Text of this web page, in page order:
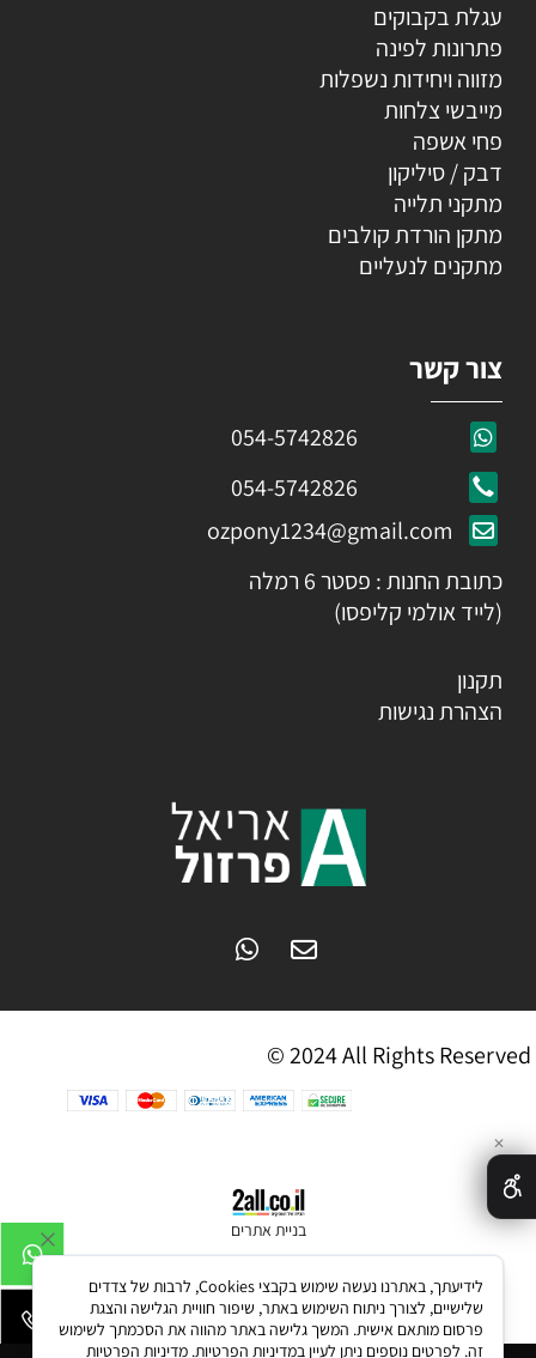
עגלת בקבוקים
פתרונות לפינה
מזווה ויחידות נשפלות
מייבשי צלחות
פחי אשפה
דבק / סיליקון
מתקני תלייה
מתקן הורדת קולבים
מתקנים לנעליים
צור קשר
054-5742826
054-5742826
ozpony1234@gmail.com
כתובת החנות : פסטר 6 רמלה
(לייד אולמי קליפסו)
תקנון
הצהרת נגישות
© 2024 All Rights Reserved
בניית אתרים
✕
לידיעתך, באתרנו נעשה שימוש בקבצי Cookies, לרבות של צדדים
שלישיים, לצורך ניתוח השימוש באתר, שיפור חוויית הגלישה והצגת
פרסום מותאם אישית. המשך גלישה באתר מהווה את הסכמתך לשימוש
זה. לפרטים נוספים ניתן לעיין במדיניות הפרטיות. מדיניות הפרטיות